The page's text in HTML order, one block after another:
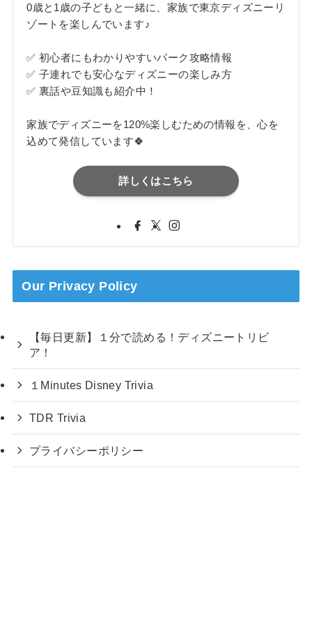
0歳と1歳の子どもと一緒に、家族で東京ディズニーリ
ゾートを楽しんでいます♪
✅ 初心者にもわかりやすいパーク攻略情報
✅ 子連れでも安心なディズニーの楽しみ方
✅ 裏話や豆知識も紹介中！
家族でディズニーを120%楽しむための情報を、心を
込めて発信しています🍀
詳しくはこちら
Our Privacy Policy
【毎日更新】１分で読める！ディズニートリビ
ア！
１Minutes Disney Trivia
TDR Trivia
プライバシーポリシー